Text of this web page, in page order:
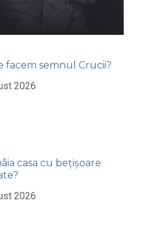
facem semnul Crucii?
2026
casa cu bețișoare
2026